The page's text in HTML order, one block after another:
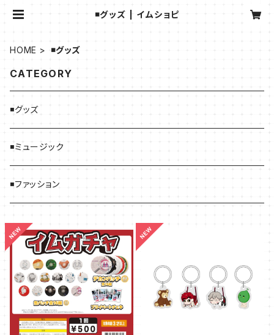
◾️グッズ | イムショピ
HOME ◾️グッズ
CATEGORY
◾️グッズ
◾️ミュージック
◾️ファッション